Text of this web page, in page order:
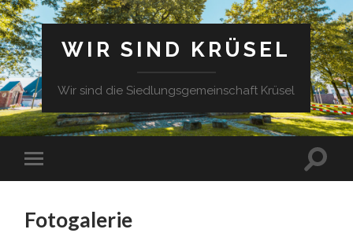
WIR SIND KRÜSEL
Wir sind die Siedlungsgemeinschaft Krüsel
Fotogalerie